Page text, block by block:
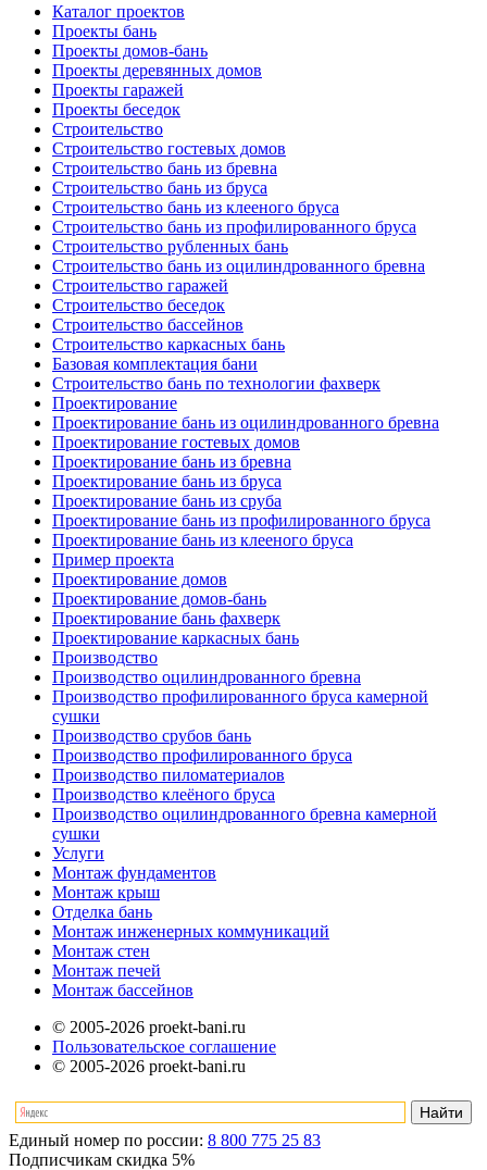
Каталог проектов
Проекты бань
Проекты домов-бань
Проекты деревянных домов
Проекты гаражей
Проекты беседок
Строительство
Строительство гостевых домов
Строительство бань из бревна
Строительство бань из бруса
Строительство бань из клееного бруса
Строительство бань из профилированного бруса
Строительство рубленных бань
Строительство бань из оцилиндрованного бревна
Строительство гаражей
Строительство беседок
Строительство бассейнов
Строительство каркасных бань
Базовая комплектация бани
Строительство бань по технологии фахверк
Проектирование
Проектирование бань из оцилиндрованного бревна
Проектирование гостевых домов
Проектирование бань из бревна
Проектирование бань из бруса
Проектирование бань из сруба
Проектирование бань из профилированного бруса
Проектирование бань из клееного бруса
Пример проекта
Проектирование домов
Проектирование домов-бань
Проектирование бань фахверк
Проектирование каркасных бань
Производство
Производство оцилиндрованного бревна
Производство профилированного бруса камерной
сушки
Производство срубов бань
Производство профилированного бруса
Производство пиломатериалов
Производство клеёного бруса
Производство оцилиндрованного бревна камерной
сушки
Услуги
Монтаж фундаментов
Монтаж крыш
Отделка бань
Монтаж инженерных коммуникаций
Монтаж стен
Монтаж печей
Монтаж бассейнов
© 2005-2026 proekt-bani.ru
Пользовательское соглашение
© 2005-2026 proekt-bani.ru
Единый номер по россии: 8 800 775 25 83
Подписчикам скидка 5%